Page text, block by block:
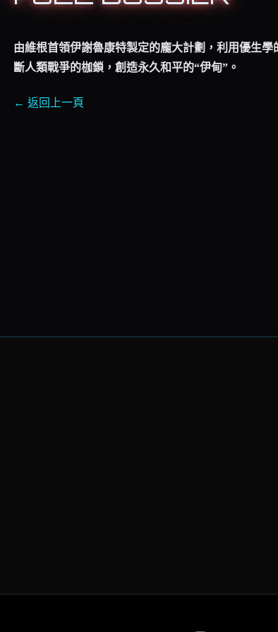
由維根首領伊謝魯康特製定的龐大計劃，利用優生
斷人類戰爭的枷鎖，創造永久和平的“伊甸”。
← 返回上一頁